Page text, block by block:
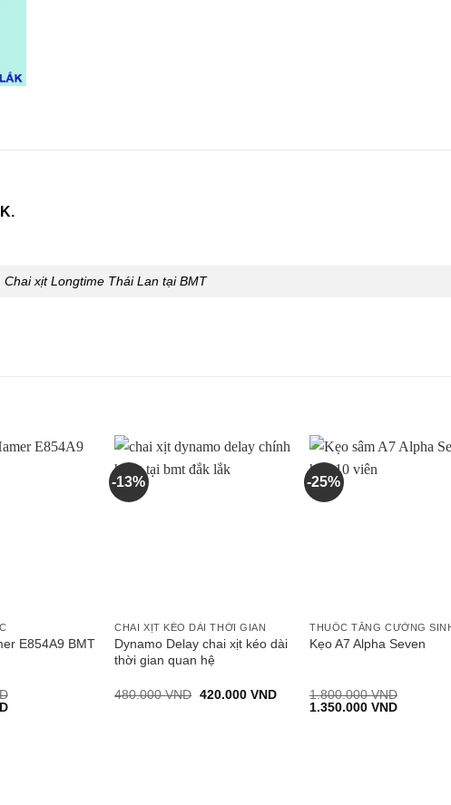
Chai xịt Longtime Thái Lan tại BMT
E854A9 BMT
Giá
-13%
CHAI XỊT KÉO DÀI THỜI GIAN
Dynamo Delay chai xịt kéo dài
thời gian quan hệ
480.000VND Giá
420.000 VNDGiá
-25%
Kẹo A7 Alpha Seven
1.800.000VND
Giá
1.350.000VNDGiá